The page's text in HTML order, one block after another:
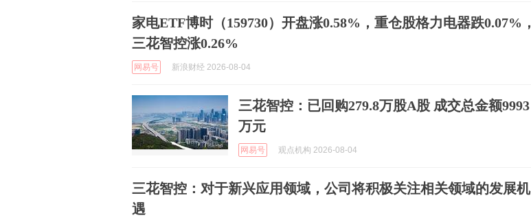
家电ETF博时（159730）开盘涨0.58%，重仓股格力电器跌0.07%，
三花智控涨0.26%
网易号 新浪财经 2026-08-04
三花智控：已回购279.8万股A股 成交总金额9993
万元
网易号 观点机构 2026-08-04
三花智控：对于新兴应用领域，公司将积极关注相关领域的发展机
遇